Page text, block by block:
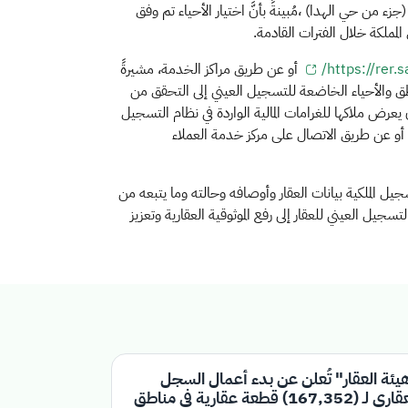
من حي الهدا) ،مُبينةً بأنَّ اختيار الأحياء تم وفق
خلال الفترات القادمة.
https://
أو عن طريق مراكز الخدمة، مشيرةً
والأحياء الخاضعة للتسجيل العيني إلى التحقق من
ملاكها للغرامات المالية الواردة في نظام التسجيل
عن طريق الاتصال على مركز خدمة العملاء
بيانات العقار وأوصافه وحالته وما يتبعه من
العيني للعقار إلى رفع الموثوقية العقارية وتعزيز
العقار" تُعلن عن بدء أعمال السجل
العقاري لـ (167,352) قطعة عقارية في مناطق